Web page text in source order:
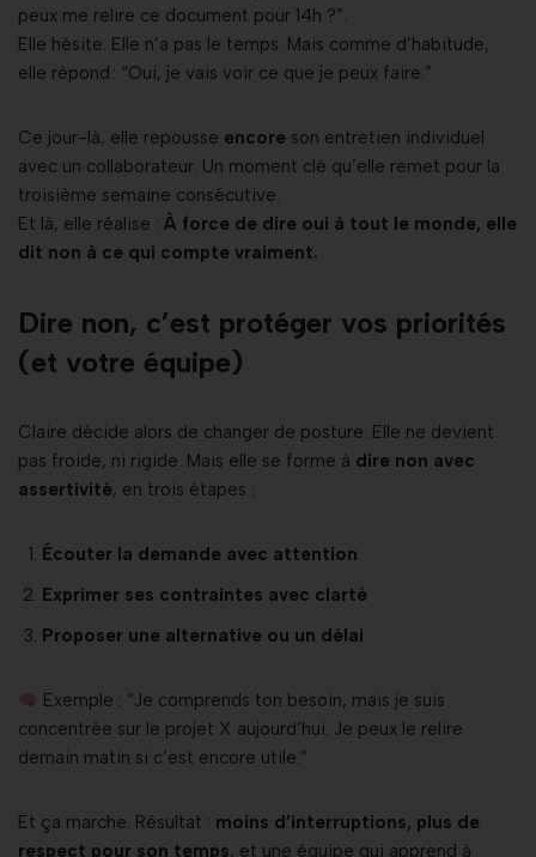
peux me relire ce document pour 14h ?”.
Elle hésite. Elle n’a pas le temps. Mais comme d’habitude,
elle répond : “Oui, je vais voir ce que je peux faire.”
Ce jour-là, elle repousse encore son entretien individuel
avec un collaborateur. Un moment clé qu’elle remet pour la
troisième semaine consécutive.
Et là, elle réalise : À force de dire oui à tout le monde, elle
dit non à ce qui compte vraiment.
Dire non, c’est protéger vos priorités
(et votre équipe)
Claire décide alors de changer de posture. Elle ne devient
pas froide, ni rigide. Mais elle se forme à dire non avec
assertivité, en trois étapes :
Écouter la demande avec attention
Exprimer ses contraintes avec clarté
Proposer une alternative ou un délai
Exemple : “Je comprends ton besoin, mais je suis
concentrée sur le projet X aujourd’hui. Je peux le relire
demain matin si c’est encore utile.”
Et ça marche. Résultat : moins d’interruptions, plus de
respect pour son temps, et une équipe qui apprend à